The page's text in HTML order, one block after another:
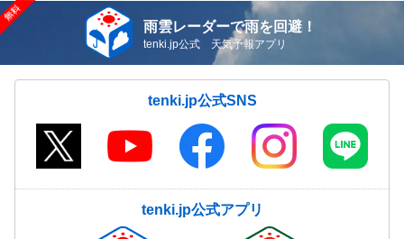
雨雲レーダーで雨を回避！
tenki.jp公式 天気予報アプリ
tenki.jp公式SNS
tenki.jp公式アプリ